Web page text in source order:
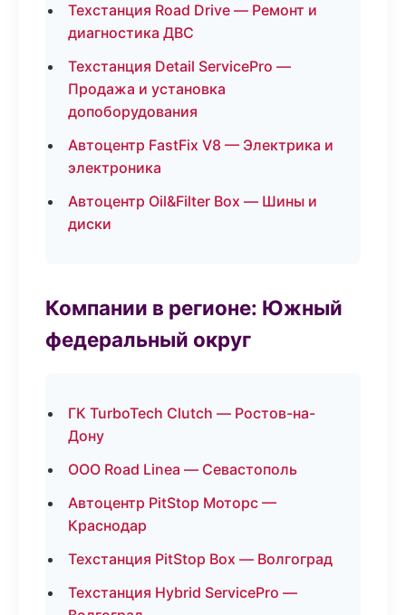
Техстанция Road Drive — Ремонт и
диагностика ДВС
Техстанция Detail ServicePro —
Продажа и установка
допоборудования
Автоцентр FastFix V8 — Электрика и
электроника
Автоцентр Oil&Filter Box — Шины и
диски
Компании в регионе: Южный
федеральный округ
ГК TurboTech Clutch — Ростов-на-
Дону
ООО Road Linea — Севастополь
Автоцентр PitStop Моторс —
Краснодар
Техстанция PitStop Box — Волгоград
Техстанция Hybrid ServicePro —